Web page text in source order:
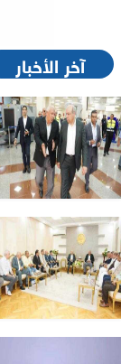
آخر الأخبار